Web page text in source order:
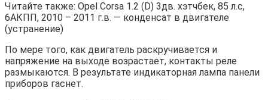
Читайте также: Opel Corsa 1.2 (D) 3дв. хэтчбек, 85 л.с,
6АКПП, 2010 – 2011 г.в. — конденсат в двигателе
(устранение)
По мере того, как двигатель раскручивается и
напряжение на выходе возрастает, контакты реле
размыкаются. В результате индикаторная лампа панели
приборов гаснет.